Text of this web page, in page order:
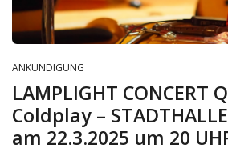
ANKÜNDIGUNG
LAMPLIGHT CONCERT
Coldplay –
am 22.3.2025 um 20